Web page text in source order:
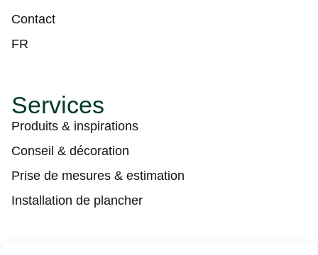
Contact
FR
Services
Produits & inspirations
Conseil & décoration
Prise de mesures & estimation
Installation de plancher